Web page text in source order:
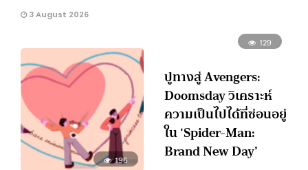
3 August 2026
196
129
ปูทางสู่ Avengers:
Doomsday วิเคราะห์
ความเป็นไปได้ที่ซ่อนอยู่
ใน ‘Spider-Man:
Brand New Day’